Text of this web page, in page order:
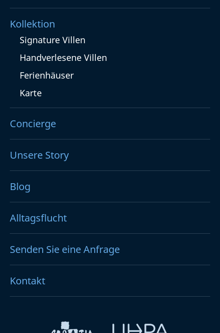
Kollektion
Signature Villen
Handverlesene Villen
Ferienhäuser
Karte
Concierge
Unsere Story
Blog
Alltagsflucht
Senden Sie eine Anfrage
Kontakt